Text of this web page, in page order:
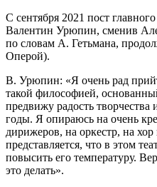
С сентября 2021 пост
Валентин Урюпин, сменив
по словам А. Гетьмана,
Оперой).
В. Урюпин: «Я очень рад
такой философией,
предвижу радость
годы. Я опираюсь на очень
дирижеров, на оркестр, на
представляется, что в этом
повысить его температуру.
это делать».